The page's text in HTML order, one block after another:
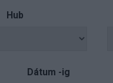
Hub
Dátum -ig